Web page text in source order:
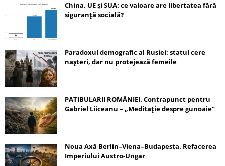
China, UE și SUA: ce valoare are libertatea fără
siguranță socială?
Paradoxul demografic al Rusiei: statul cere
nașteri, dar nu protejează femeile
PATIBULARII ROMÂNIEI. Contrapunct pentru
Gabriel Liiceanu – „Meditație despre gunoaie”
Noua Axă Berlin–Viena–Budapesta. Refacerea
Imperiului Austro-Ungar